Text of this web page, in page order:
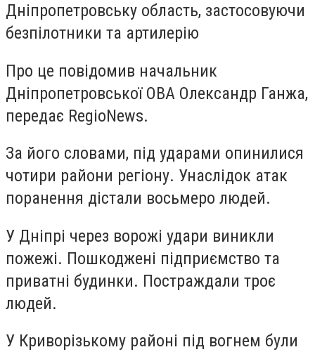
Дніпропетровську область, застосовуючи
безпілотники та артилерію
Про це повідомив начальник
Дніпропетровської ОВА Олександр Ганжа,
передає RegioNews.
За його словами, під ударами опинилися
чотири райони регіону. Унаслідок атак
поранення дістали восьмеро людей.
У Дніпрі через ворожі удари виникли
пожежі. Пошкоджені підприємство та
приватні будинки. Постраждали троє
людей.
У Криворізькому районі під вогнем були